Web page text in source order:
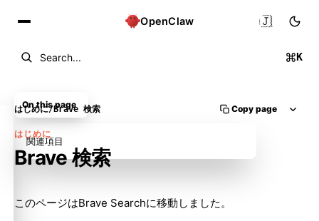
OpenClaw
Search... K
🇯🇵
はじめに/Brave 検索 Copy page
はじめに
Brave 検索
このページはBrave Searchに移動しました。
On this page
関連項目